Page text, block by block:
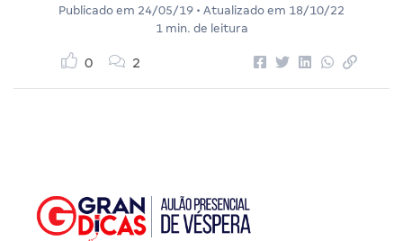
Publicado em 24/05/19 • Atualizado em 18/10/22
1 min. de leitura
0 2